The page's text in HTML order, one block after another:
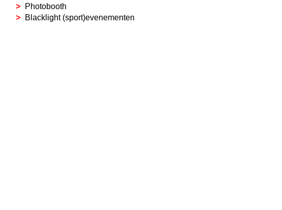
Photobooth
Blacklight (sport)evenementen